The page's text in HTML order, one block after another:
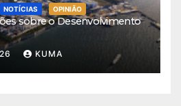
NOTÍCIAS OPINIÃO
sobre o Desenvolvimento
KUMA